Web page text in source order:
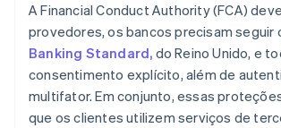
A Financial Conduct Authority (FCA)
provedores, os bancos precisam seguir
Banking Standard, do Reino Unido, e
consentimento explícito, além de
multifator. Em conjunto, essas
que os clientes utilizem serviços de